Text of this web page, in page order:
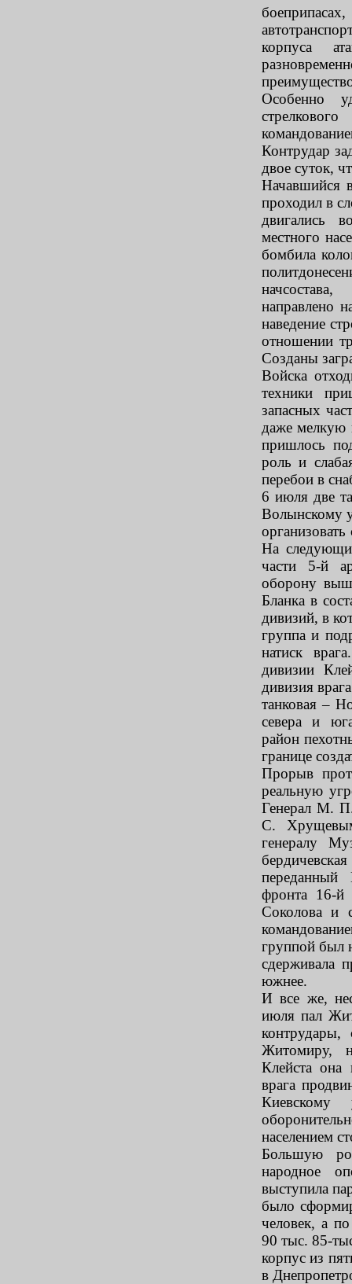
корпуса
Особенно
Контрудар
двое суток,
Начавшийся
проходил в
двигались
местного
бомбила
направлено
наведение
отношении
Созданы
Войска
техники
запасных
даже мелкую
пришлось
роль и
перебои в
6 июля две
Волынскому
На
части 5-й
оборону
Бланка в
дивизий, в
группа и
натиск
дивизии
дивизия
танковая –
севера и
район
границе
Прорыв
реальную
Генерал М.
С.
генералу
фронта 16-
Соколова и
группой был
сдерживала
южнее.
И все же,
июля пал
контрудары,
Житомиру,
Клейста она
врага
Киевскому
населением
Большую
народное
выступила
было
человек, а
90 тыс. 85-
корпус из
в